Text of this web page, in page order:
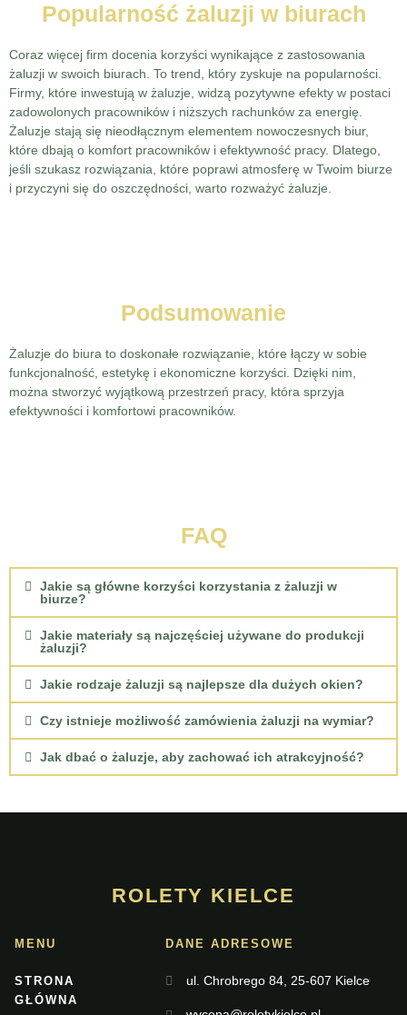
Popularność żaluzji w biurach
Coraz więcej firm docenia korzyści wynikające z zastosowania
żaluzji w swoich biurach. To trend, który zyskuje na popularności.
Firmy, które inwestują w żaluzje, widzą pozytywne efekty w postaci
zadowolonych pracowników i niższych rachunków za energię.
Żaluzje stają się nieodłącznym elementem nowoczesnych biur,
które dbają o komfort pracowników i efektywność pracy. Dlatego,
jeśli szukasz rozwiązania, które poprawi atmosferę w Twoim biurze
i przyczyni się do oszczędności, warto rozważyć żaluzje.
Podsumowanie
Żaluzje do biura to doskonałe rozwiązanie, które łączy w sobie
funkcjonalność, estetykę i ekonomiczne korzyści. Dzięki nim,
można stworzyć wyjątkową przestrzeń pracy, która sprzyja
efektywności i komfortowi pracowników.
FAQ
Jakie są główne korzyści korzystania z żaluzji w
biurze?
Jakie materiały są najczęściej używane do produkcji
żaluzji?
Jakie rodzaje żaluzji są najlepsze dla dużych okien?
Czy istnieje możliwość zamówienia żaluzji na wymiar?
Jak dbać o żaluzje, aby zachować ich atrakcyjność?
ROLETY KIELCE
MENU
STRONA
GŁÓWNA
DANE ADRESOWE
ul. Chrobrego 84, 25-607 Kielce